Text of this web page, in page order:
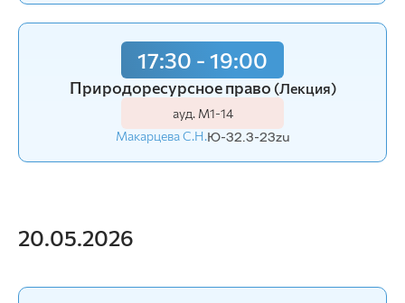
17:30 - 19:00
Природоресурсное право (Лекция)
ауд. М1-14
Макарцева С.Н.Ю-32.3-23zu
20.05.2026